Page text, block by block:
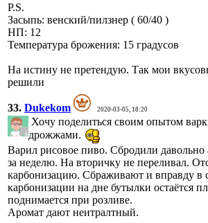
P.S.
Засыпь: венский/пилзнер ( 60/40 )
НП: 12
Температура брожения: 15 градусов
На истину не претендую. Так мои
решили
33. Dukekom 2020-03-05, 18:20
Хочу поделиться своим опытом
дрожжами.
Варил рисовое пиво. Сбродили давольно
за неделю. На вторичку не переливал.
карбонизацию. Сбраживают и вправду в
карбонизации на дне бутылки остаётся
поднимается при розливе.
Аромат дают неитралтный.